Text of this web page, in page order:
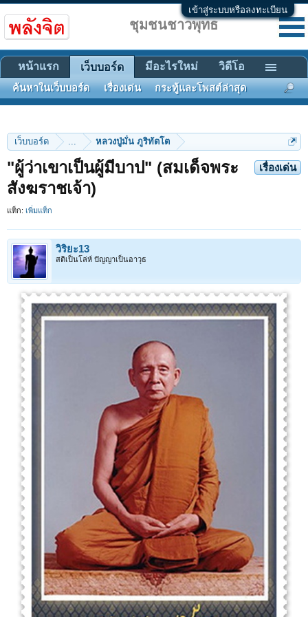
เข้าสู่ระบบหรือลงทะเบียน
เว็บบอร์ด ... หลวงปู่มั่น ภูริทัตโต
เรื่องเด่น
"ผู้ว่าเขาเป็นผู้มีบาป" (สมเด็จพระ
สังฆราชเจ้า)
แท็ก: เพิ่มแท็ก
วิริยะ13
สติเป็นโล่ห์ ปัญญาเป็นอาวุธ
ชุมชนชาวพุทธ
หน้าแรก เว็บบอร์ด
ค้นหาในเว็บบอร์ด เรื่องเด่น กระทู้และโพสต์ล่าสุด
มีอะไรใหม่ วิดีโอ